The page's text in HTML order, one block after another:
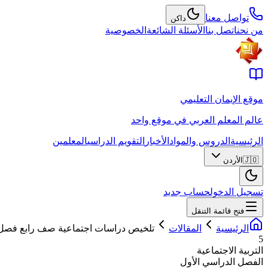
تواصل معنا داكن
من نحناتصل بنا الأسئلة الشائعة الخصوصية
موقع الإيمان التعليمي
عالم المعلم العربي في موقع واحد
الرئيسية الدروس والمواد الأخبار التقويم الدراسيالمعلمين
🇯🇴 الأردن
تسجيل الدخولحساب جديد
فتح قائمة التنقل
الرئيسية المقالات
تلخيص دراسات اجتماعية صف رابع
5
التربية الاجتماعية
الفصل الدراسي الأول